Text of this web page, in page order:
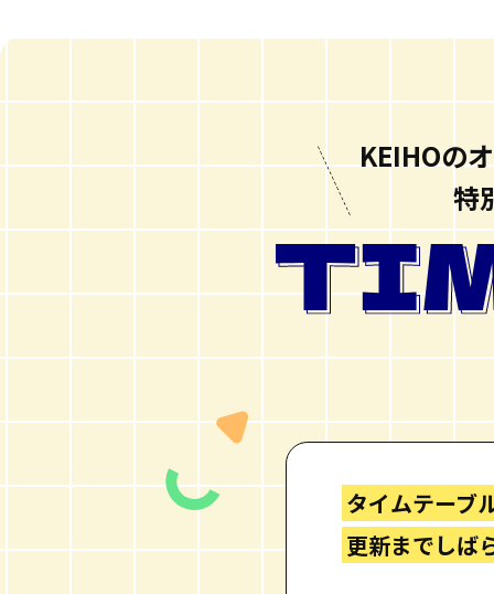
KEIHOの
特
タイムテーブ
更新までしば